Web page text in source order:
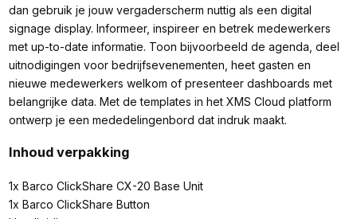
dan gebruik je jouw vergaderscherm nuttig als een digital
signage display. Informeer, inspireer en betrek medewerkers
met up-to-date informatie. Toon bijvoorbeeld de agenda, deel
uitnodigingen voor bedrijfsevenementen, heet gasten en
nieuwe medewerkers welkom of presenteer dashboards met
belangrijke data. Met de templates in het XMS Cloud platform
ontwerp je een mededelingenbord dat indruk maakt.
Inhoud verpakking
1x Barco ClickShare CX-20 Base Unit
1x Barco ClickShare Button